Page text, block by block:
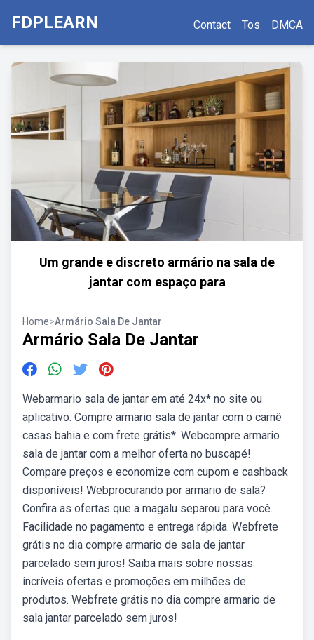
FDPLEARN Contact Tos DMCA
Um grande e discreto armário na sala de
jantar com espaço para
Home>Armário Sala De Jantar
Armário Sala De Jantar
Webarmario sala de jantar em até 24x* no site ou
aplicativo. Compre armario sala de jantar com o carnê
casas bahia e com frete grátis*. Webcompre armario
sala de jantar com a melhor oferta no buscapé!
Compare preços e economize com cupom e cashback
disponíveis! Webprocurando por armario de sala?
Confira as ofertas que a magalu separou para você.
Facilidade no pagamento e entrega rápida. Webfrete
grátis no dia compre armario de sala de jantar
parcelado sem juros! Saiba mais sobre nossas
incríveis ofertas e promoções em milhões de
produtos. Webfrete grátis no dia compre armario de
sala jantar parcelado sem juros!